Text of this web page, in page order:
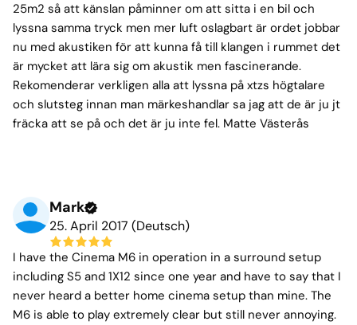
25m2 så att känslan påminner om att sitta i en bil och
lyssna samma tryck men mer luft oslagbart är ordet jobbar
nu med akustiken för att kunna få till klangen i rummet det
är mycket att lära sig om akustik men fascinerande.
Rekomenderar verkligen alla att lyssna på xtzs högtalare
och slutsteg innan man märkeshandlar sa jag att de är ju jt
fräcka att se på och det är ju inte fel. Matte Västerås
Mark
25. April 2017 (Deutsch)
I have the Cinema M6 in operation in a surround setup
including S5 and 1X12 since one year and have to say that I
never heard a better home cinema setup than mine. The
M6 is able to play extremely clear but still never annoying.